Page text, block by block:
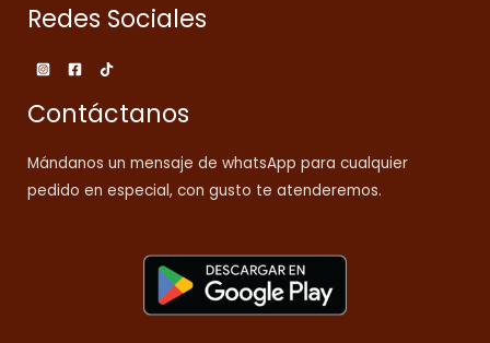
Redes Sociales
Contáctanos
Mándanos un mensaje de whatsApp para cualquier
pedido en especial, con gusto te atenderemos.